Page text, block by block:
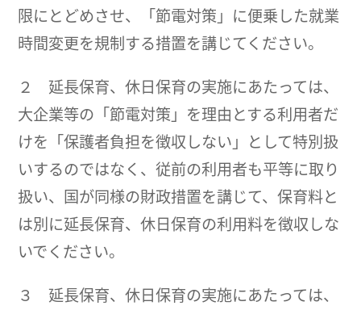
限にとどめさせ、「節電対策」に便乗した就業
時間変更を規制する措置を講じてください。
２ 延長保育、休日保育の実施にあたっては、
大企業等の「節電対策」を理由とする利用者だ
けを「保護者負担を徴収しない」として特別扱
いするのではなく、従前の利用者も平等に取り
扱い、国が同様の財政措置を講じて、保育料と
は別に延長保育、休日保育の利用料を徴収しな
いでください。
３ 延長保育、休日保育の実施にあたっては、